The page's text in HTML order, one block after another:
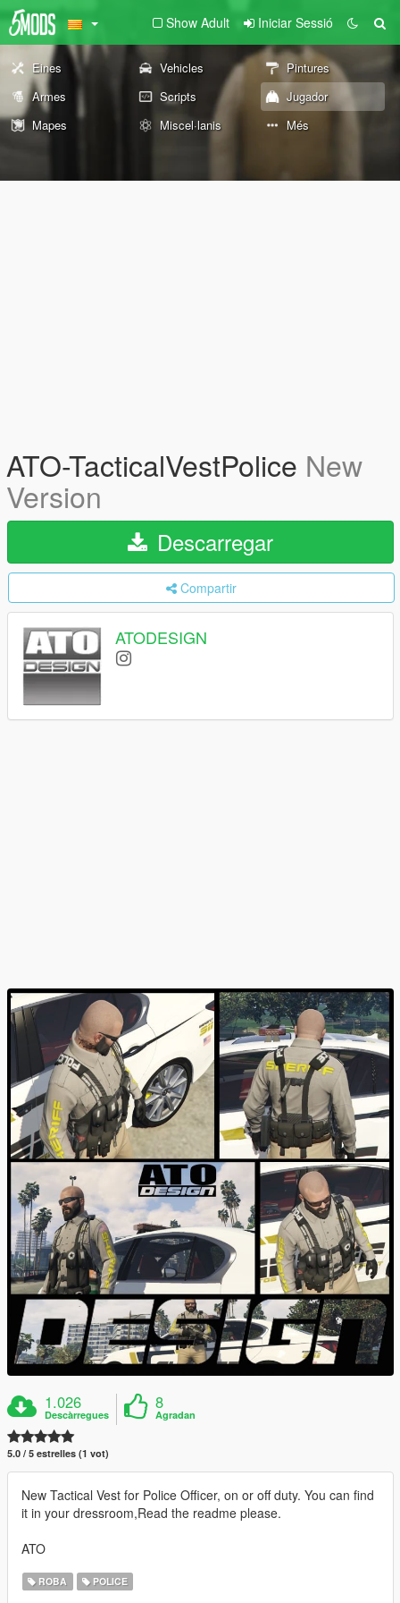
Show Adult Iniciar Sessió
Eines Vehicles
Pintures
Armes
Scripts
Jugador
Mapes
Miscel·lanis Més
ATO-TacticalVestPolice New
Version
Descarregar
Compartir
ATODESIGN
1.026
Descàrregues
8
Agradan
5.0 / 5 estrelles (1 vot)
New Tactical Vest for Police Officer, on or off duty. You can find
it in your dressroom,Read the readme please.
ATO
ROBA POLICE